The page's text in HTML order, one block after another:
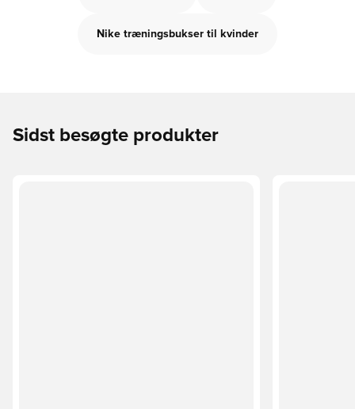
Nike træningsbukser til kvinder
Sidst besøgte produkter